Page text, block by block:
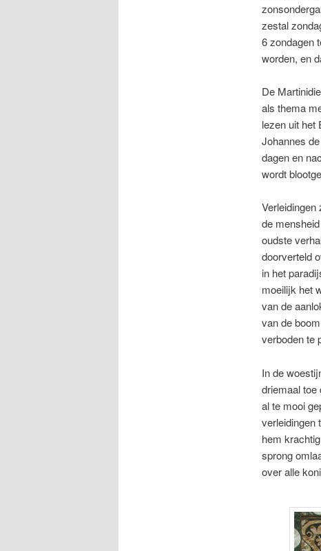
zestal
6 zondagen
worden, en
De
als thema
lezen uit het
Johannes
dagen en
wordt
Verleidingen
de
oudste
doorverteld
in het
moeilijk het
van de
van de
verboden te
In de
driemaal toe
al te mooi
verleidingen
hem
sprong
over alle